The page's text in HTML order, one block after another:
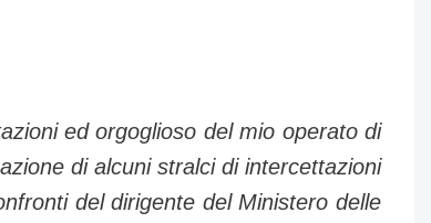
ed orgoglioso del mio operato di
di alcuni stralci di intercettazioni
del dirigente del Ministero delle